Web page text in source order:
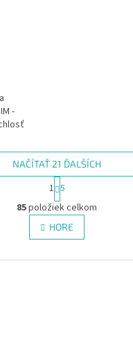
-
O
v
l
á
NAČÍTAŤ 21 ĎALŠÍCH
S
t
r
á
n
k
v
1 5
85položiek celkom
HORE